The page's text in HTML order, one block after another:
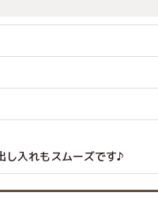
し入れもスムーズです♪